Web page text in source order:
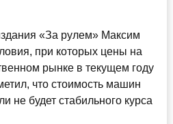
«За рулем» Максим
при которых цены на
рынке в текущем году
что стоимость машин
не будет стабильного курса